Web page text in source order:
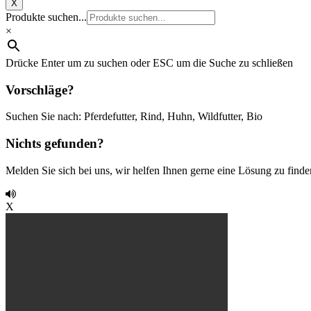
X
Produkte suchen...
×
Drücke Enter um zu suchen oder ESC um die Suche zu schließen
Vorschläge?
Suchen Sie nach: Pferdefutter, Rind, Huhn, Wildfutter, Bio
Nichts gefunden?
Melden Sie sich bei uns, wir helfen Ihnen gerne eine Lösung zu
X